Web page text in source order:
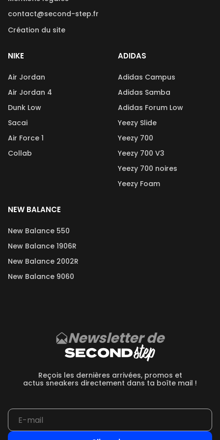
contact@second-step.fr
Création du site
NIKE
Air Jordan
Air Jordan 4
Dunk Low
Sacai
Air Force 1
Collab
ADIDAS
Adidas Campus
Adidas Samba
Adidas Forum Low
Yeezy Slide
Yeezy 700
Yeezy 700 V3
Yeezy 700 noires
Yeezy Foam
NEW BALANCE
New Balance 550
New Balance 1906R
New Balance 2002R
New Balance 9060
Newsletter de
Reçois les dernières arrivées, promos et
actus sneakers directement dans ta boîte mail !